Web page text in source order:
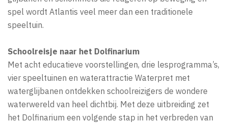
spel wordt Atlantis veel meer dan een traditionele
speeltuin.
Schoolreisje naar het Dolfinarium
Met acht educatieve voorstellingen, drie lesprogramma’s,
vier speeltuinen en waterattractie Waterpret met
waterglijbanen ontdekken schoolreizigers de wondere
waterwereld van heel dichtbij. Met deze uitbreiding zet
het Dolfinarium een volgende stap in het verbreden van